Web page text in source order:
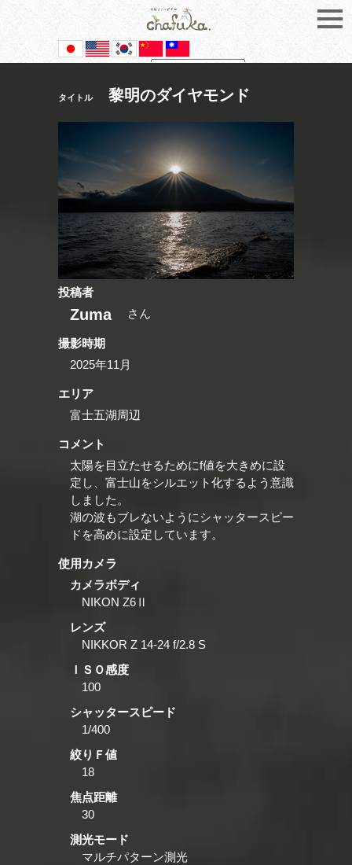
Powered by Translate
タイトル 黎明のダイヤモンド
投稿者
Zuma さん
撮影時期
2025年11月
エリア
富士五湖周辺
コメント
太陽を目立たせるためにf値を大きめに設
定し、富士山をシルエット化するよう意識
しました。
湖の波もブレないようにシャッタースピー
ドを高めに設定しています。
使用カメラ
カメラボディ
NIKON Z6Ⅱ
レンズ
NIKKOR Z 14-24 f/2.8 S
ＩＳＯ感度
100
シャッタースピード
1/400
絞りＦ値
18
焦点距離
30
測光モード
マルチパターン測光